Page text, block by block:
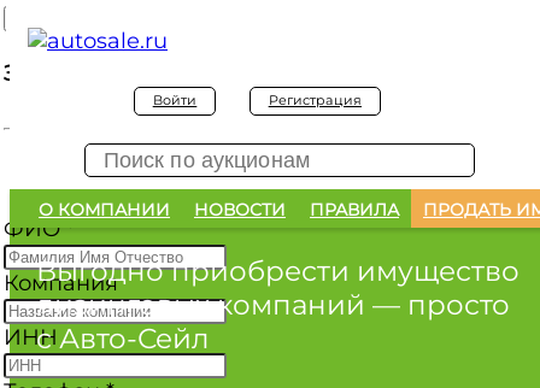
Войти Регистрация
О КОМПАНИИ НОВОСТИ ПРАВИЛА ПРОДАТЬ
Выгодно приобрести имущество
лизинговых компаний — просто
с Авто-Сейл
Заявка на покупку
Заявка на покупку изъятого а/м
ФИО*
Компания
ИНН